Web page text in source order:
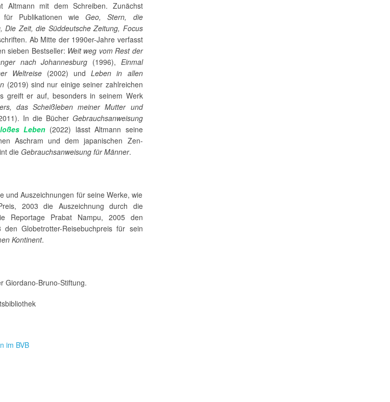
Altmann mit dem Schreiben. Zunächst
für Publikationen wie Geo, Stern, die
Die Zeit, die Süddeutsche Zeitung, Focus
Ab Mitte der 1990er-Jahre verfasst
sieben Bestseller: Weit weg vom Rest der
nach Johannesburg (1996), Einmal
Weltreise(2002) undLeben in allen
(2019) sind nur einige seiner zahlreichen
greift er auf, besonders in seinem Werk
das Scheißleben meiner Mutter und
In die Bücher Gebrauchsanweisung
Leben (2022) lässt Altmann seine
Aschram und dem japanischen Zen-
die Gebrauchsanweisung für Männer.
und Auszeichnungen für seine Werke, wie
2003 die Auszeichnung durch die
Reportage Prabat Nampu, 2005 den
den Globetrotter-Reisebuchpreis für sein
Kontinent.
Giordano-Bruno-Stiftung.
im BVB